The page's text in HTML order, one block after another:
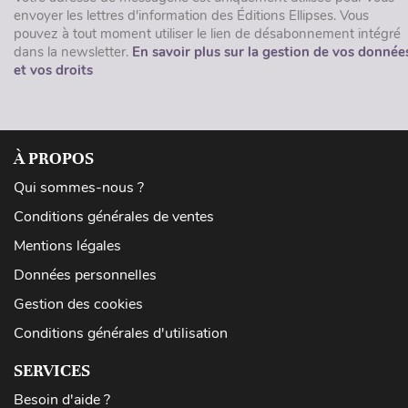
envoyer les lettres d'information des Éditions Ellipses. Vous
pouvez à tout moment utiliser le lien de désabonnement intégré
dans la newsletter. En savoir plus sur la gestion de vos
et vos droits
À PROPOS
Qui sommes-nous ?
Conditions générales de ventes
Mentions légales
Données personnelles
Gestion des cookies
Conditions générales d'utilisation
SERVICES
Besoin d'aide ?